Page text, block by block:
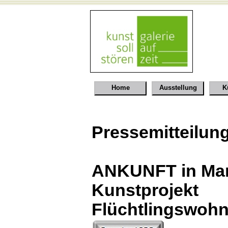
Home Ausstellung
ANKUNFT in